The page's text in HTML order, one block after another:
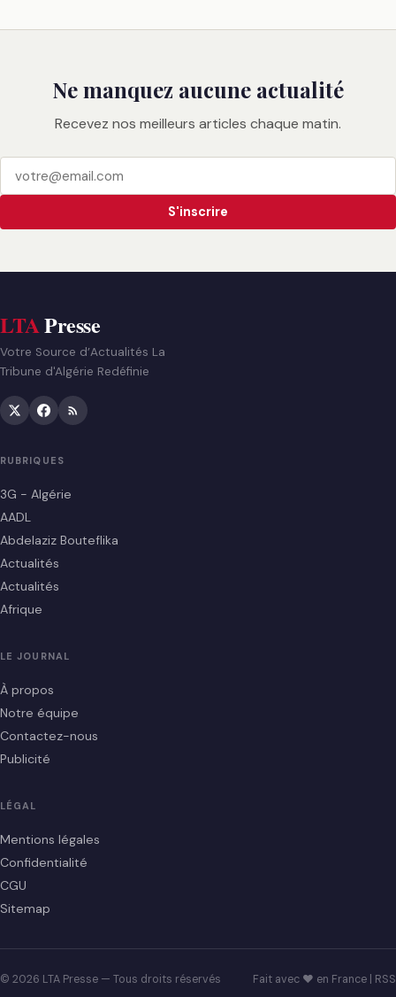
Ne manquez aucune actualité
Recevez nos meilleurs articles chaque matin.
S'inscrire
LTAPresse
Votre Source d’Actualités La
Tribune d'Algérie Redéfinie
RUBRIQUES
3G - Algérie
AADL
Abdelaziz Bouteflika
Actualités
Actualités
Afrique
LE JOURNAL
À propos
Notre équipe
Contactez-nous
Publicité
LÉGAL
Mentions légales
Confidentialité
CGU
Sitemap
© 2026 LTA Presse — Tous droits réservés Fait avec ♥ en France | RSS